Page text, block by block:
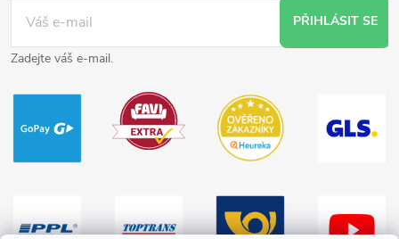
PŘIHLÁSIT SE
Zadejte váš e-mail.